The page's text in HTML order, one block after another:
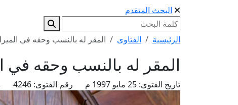
البحث المتقدم
الرئيسية الفتاوى المقر له بالنسب وحقه في
المقر له بالنسب وحقه في
تاريخ الفتوى: رقم الفتوى: